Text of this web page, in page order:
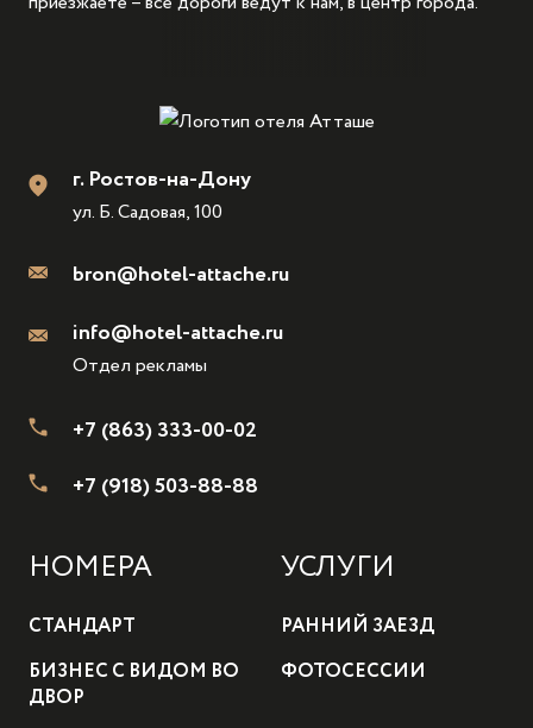
г. Ростов-на-Дону
ул. Б. Садовая, 100
bron@hotel-attache.ru
info@hotel-attache.ru
Отдел рекламы
+7 (863) 333-00-02
+7 (918) 503-88-88
НОМЕРА
СТАНДАРТ
БИЗНЕС С ВИДОМ ВО
ДВОР
УСЛУГИ
РАННИЙ ЗАЕЗД
ФОТОСЕССИИ